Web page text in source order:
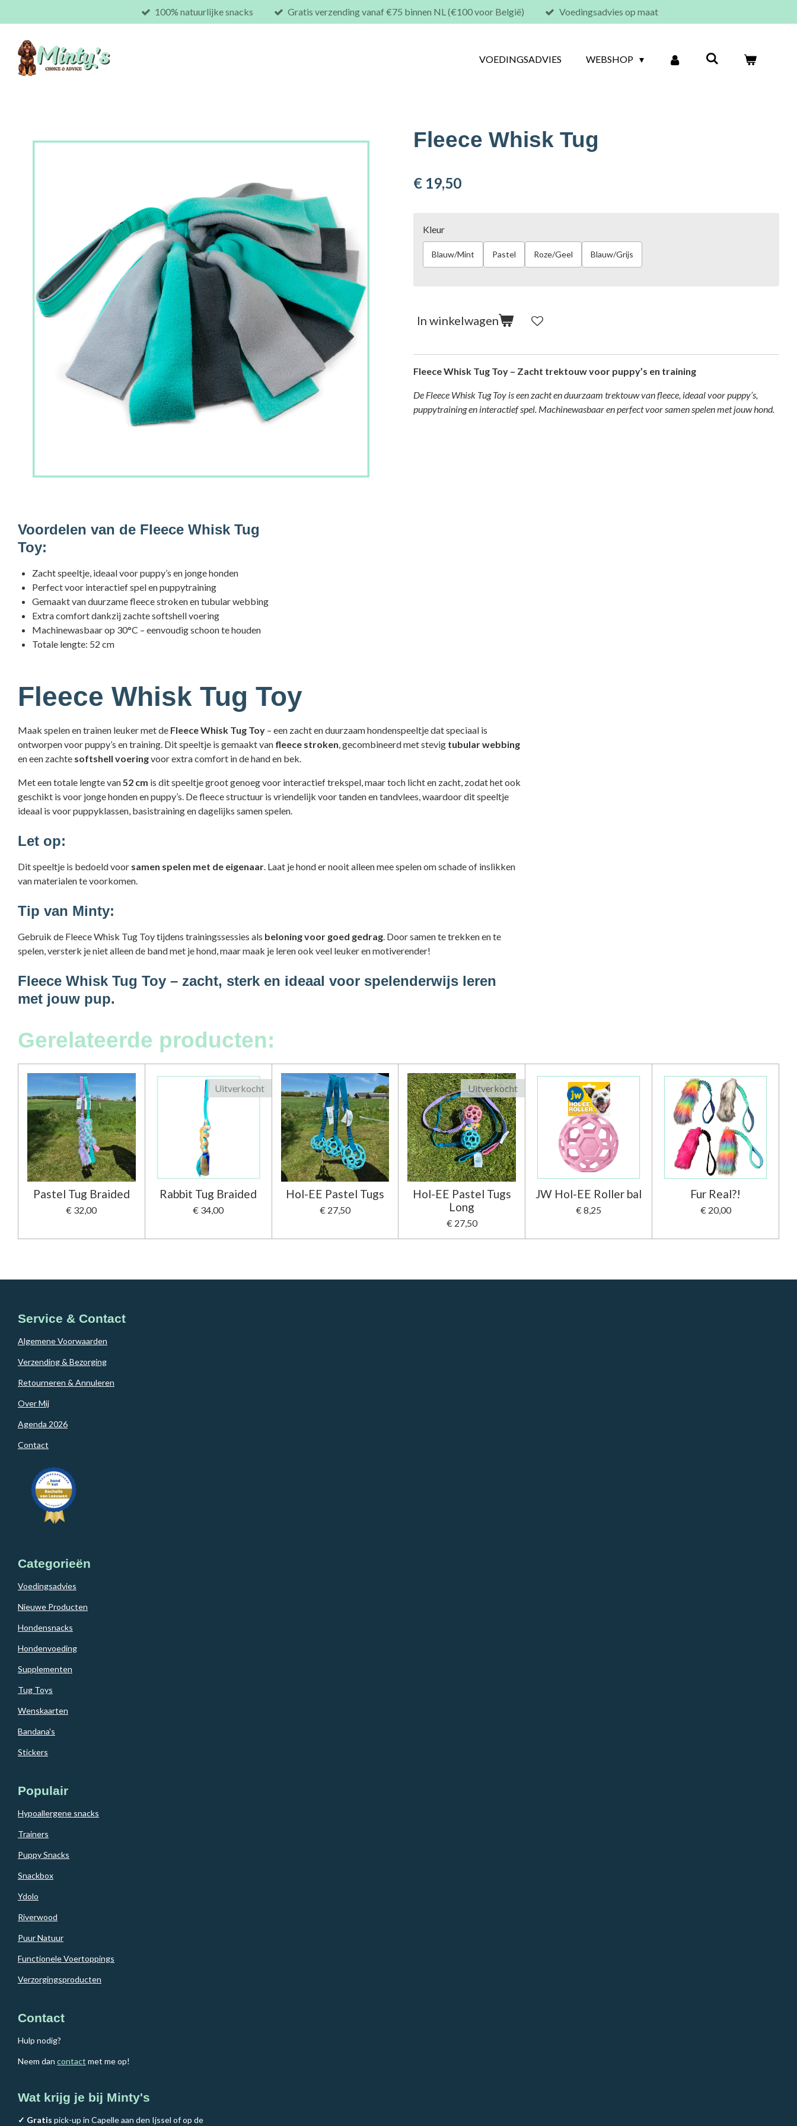
direct
naar
hoofdinhoud
100% natuurlijke snacks Gratis verzending vanaf €75 binnen NL (€100 voor België) Voedingsadvies op maat
VOEDINGSADVIES WEBSHOP
Fleece Whisk Tug
€ 19,50
Kleur
Blauw/Mint Pastel Roze/Geel Blauw/Grijs
In winkelwagen
Fleece Whisk Tug Toy – Zacht trektouw voor puppy’s en training
De Fleece Whisk Tug Toy is een zacht en duurzaam trektouw van fleece, ideaal voor puppy’s,
puppytraining en interactief spel. Machinewasbaar en perfect voor samen spelen met jouw hond.
Voordelen van de Fleece Whisk Tug
Toy:
Zacht speeltje, ideaal voor puppy’s en jonge honden
Perfect voor interactief spel en puppytraining
Gemaakt van duurzame fleece stroken en tubular webbing
Extra comfort dankzij zachte softshell voering
Machinewasbaar op 30°C – eenvoudig schoon te houden
Totale lengte: 52 cm
Fleece Whisk Tug Toy
Maak spelen en trainen leuker met de Fleece Whisk Tug Toy – een zacht en duurzaam hondenspeeltje dat speciaal is
ontworpen voor puppy’s en training. Dit speeltje is gemaakt van fleece stroken , gecombineerd met stevig tubular webbing
en een zachte softshell voeringvoor extra comfort in de hand en bek.
Met een totale lengte van 52 cm is dit speeltje groot genoeg voor interactief trekspel, maar toch licht en zacht, zodat het ook
geschikt is voor jonge honden en puppy’s. De fleece structuur is vriendelijk voor tanden en tandvlees, waardoor dit speeltje
ideaal is voor puppyklassen, basistraining en dagelijks samen spelen.
Let op:
Dit speeltje is bedoeld voor samen spelen met de eigenaar . Laat je hond er nooit alleen mee spelen om schade of inslikken
van materialen te voorkomen.
Tip van Minty:
Gebruik de Fleece Whisk Tug Toy tijdens trainingssessies als beloning voor goed gedrag . Door samen te trekken en te
spelen, versterk je niet alleen de band met je hond, maar maak je leren ook veel leuker en motiverender!
Fleece Whisk Tug Toy – zacht, sterk en ideaal voor spelenderwijs leren
met jouw pup.
Gerelateerde producten:
Pastel Tug Braided
€ 32,00
Uitverkocht
Rabbit Tug Braided
€ 34,00
Hol-EE Pastel Tugs
€ 27,50
Uitverkocht
Hol-EE Pastel Tugs
Long
€ 27,50
JW Hol-EE Roller bal
€ 8,25
Fur Real?!
€ 20,00
Service & Contact
Algemene Voorwaarden
Verzending & Bezorging
Retourneren & Annuleren
Over Mij
Agenda 2026
Contact
Categorieën
Voedingsadvies
Nieuwe Producten
Hondensnacks
Hondenvoeding
Supplementen
Tug Toys
Wenskaarten
Bandana's
Stickers
Populair
Hypoallergene snacks
Trainers
Puppy Snacks
Snackbox
Ydolo
Riverwood
Puur Natuur
Functionele Voertoppings
Verzorgingsproducten
Contact
Hulp nodig?
Neem dan contact met me op!
Wat krijg je bij Minty's
✓ Gratis pick-up in Capelle aan den Ijssel of op de